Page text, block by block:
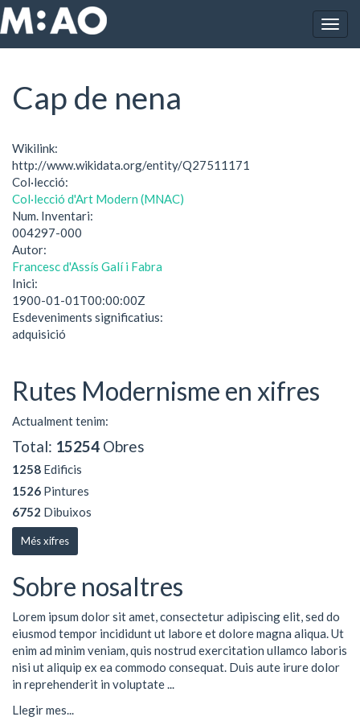
Vés al contingut
Inici Cap de nena
Cap de nena
Wikilink:
http://www.wikidata.org/entity/Q27511171
Col·lecció:
Col·lecció d'Art Modern (MNAC)
Num. Inventari:
004297-000
Autor:
Francesc d'Assís Galí i Fabra
Inici:
1900-01-01T00:00:00Z
Esdeveniments significatius:
adquisició
Rutes Modernisme en xifres
Actualment tenim:
Total: 15254 Obres
1258 Edificis
1526 Pintures
6752 Dibuixos
Més xifres
Sobre nosaltres
Lorem ipsum dolor sit amet, consectetur adipiscing elit, sed do
eiusmod tempor incididunt ut labore et dolore magna aliqua. Ut
enim ad minim veniam, quis nostrud exercitation ullamco laboris
nisi ut aliquip ex ea commodo consequat. Duis aute irure dolor
in reprehenderit in voluptate ...
Llegir mes...